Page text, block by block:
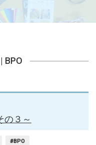
| BPO
の３～
#BPO